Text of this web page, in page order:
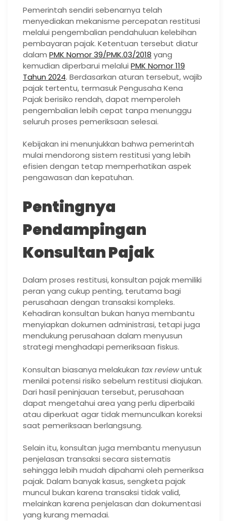
Pemerintah sendiri sebenarnya telah
menyediakan mekanisme percepatan restitusi
melalui pengembalian pendahuluan kelebihan
pembayaran pajak. Ketentuan tersebut diatur
dalam PMK Nomor 39/PMK.03/2018 yang
kemudian diperbarui melalui PMK Nomor 119
Tahun 2024. Berdasarkan aturan tersebut, wajib
pajak tertentu, termasuk Pengusaha Kena
Pajak berisiko rendah, dapat memperoleh
pengembalian lebih cepat tanpa menunggu
seluruh proses pemeriksaan selesai.
Kebijakan ini menunjukkan bahwa pemerintah
mulai mendorong sistem restitusi yang lebih
efisien dengan tetap memperhatikan aspek
pengawasan dan kepatuhan.
Pentingnya
Pendampingan
Konsultan Pajak
Dalam proses restitusi, konsultan pajak memiliki
peran yang cukup penting, terutama bagi
perusahaan dengan transaksi kompleks.
Kehadiran konsultan bukan hanya membantu
menyiapkan dokumen administrasi, tetapi juga
mendukung perusahaan dalam menyusun
strategi menghadapi pemeriksaan fiskus.
Konsultan biasanya melakukan tax reviewuntuk
menilai potensi risiko sebelum restitusi diajukan.
Dari hasil peninjauan tersebut, perusahaan
dapat mengetahui area yang perlu diperbaiki
atau diperkuat agar tidak memunculkan koreksi
saat pemeriksaan berlangsung.
Selain itu, konsultan juga membantu menyusun
penjelasan transaksi secara sistematis
sehingga lebih mudah dipahami oleh pemeriksa
pajak. Dalam banyak kasus, sengketa pajak
muncul bukan karena transaksi tidak valid,
melainkan karena penjelasan dan dokumentasi
yang kurang memadai.